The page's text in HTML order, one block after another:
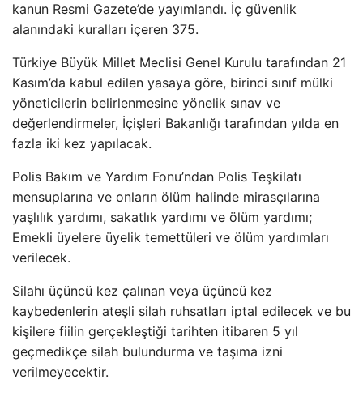
kanun Resmi Gazete’de yayımlandı. İç güvenlik
alanındaki kuralları içeren 375.
Türkiye Büyük Millet Meclisi Genel Kurulu tarafından 21
Kasım’da kabul edilen yasaya göre, birinci sınıf mülki
yöneticilerin belirlenmesine yönelik sınav ve
değerlendirmeler, İçişleri Bakanlığı tarafından yılda en
fazla iki kez yapılacak.
Polis Bakım ve Yardım Fonu’ndan Polis Teşkilatı
mensuplarına ve onların ölüm halinde mirasçılarına
yaşlılık yardımı, sakatlık yardımı ve ölüm yardımı;
Emekli üyelere üyelik temettüleri ve ölüm yardımları
verilecek.
Silahı üçüncü kez çalınan veya üçüncü kez
kaybedenlerin ateşli silah ruhsatları iptal edilecek ve bu
kişilere fiilin gerçekleştiği tarihten itibaren 5 yıl
geçmedikçe silah bulundurma ve taşıma izni
verilmeyecektir.